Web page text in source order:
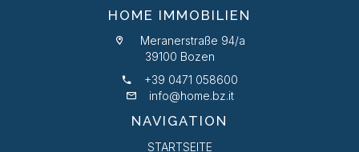
HOME IMMOBILIEN
Meranerstraße 94/a
39100 Bozen
+39 0471 058600
info@home.bz.it
NAVIGATION
STARTSEITE